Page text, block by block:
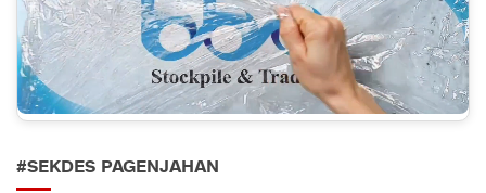
#SEKDES PAGENJAHAN